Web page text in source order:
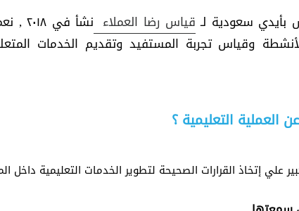
سعودية لـ قياس رضا العملاء
نشأ
وقياس تجربة المستفيد وتقديم الخدمات
التعليمية ؟
إتخاذ القرارات الصحيحة لتطوير الخدمات التعليمية داخل